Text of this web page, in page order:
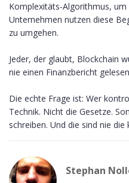
Komplexitäts-Algorithmus, um
Unternehmen nutzen diese
zu umgehen.
Jeder, der glaubt, Blockchain
nie einen Finanzbericht
Die echte Frage ist: Wer
Technik. Nicht die Gesetze.
schreiben. Und die sind nie die
Stephan